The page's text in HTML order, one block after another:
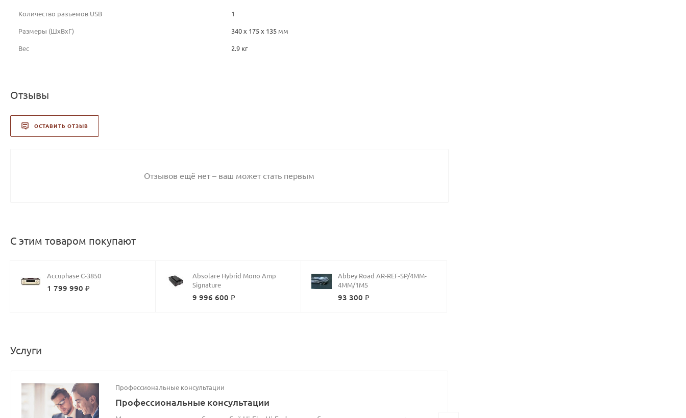
Количество разъемов USB 1
Размеры (ШхВхГ) 340 x 175 x 135 мм
Вес 2.9 кг
Отзывы
ОСТАВИТЬ ОТЗЫВ
Отзывов ещё нет – ваш может стать первым
С этим товаром покупают
Accuphase C-3850
1 799 990 ₽
Absolare Hybrid Mono Amp
Signature
9 996 600 ₽
Abbey Road AR-REF-SP/4MM-
4MM/1M5
93 300 ₽
Услуги
Профессиональные консультации
Профессиональные консультации